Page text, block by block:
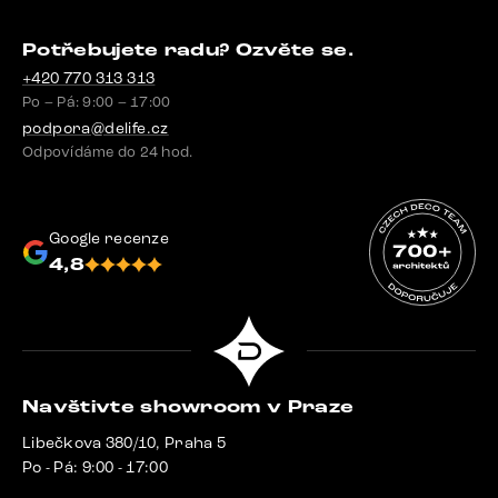
Potřebujete radu? Ozvěte se.
+420 770 313 313
Po – Pá: 9:00 – 17:00
podpora@delife.cz
Odpovídáme do 24 hod.
Google recenze
4,8
Navštivte showroom v Praze
Libečkova 380/10, Praha 5
Po - Pá: 9:00 - 17:00